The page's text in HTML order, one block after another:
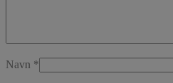
Navn *